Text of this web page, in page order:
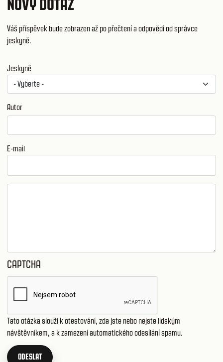
NOVÝ DOTAZ
Váš příspěvek bude zobrazen až po přečtení a odpovědi od správce
jeskyně.
Jeskyně
Autor
E-mail
CAPTCHA
Tato otázka slouží k otestování, zda jste nebo nejste lidským
návštěvníkem, a k zamezení automatického odesílání spamu.
ODESLAT